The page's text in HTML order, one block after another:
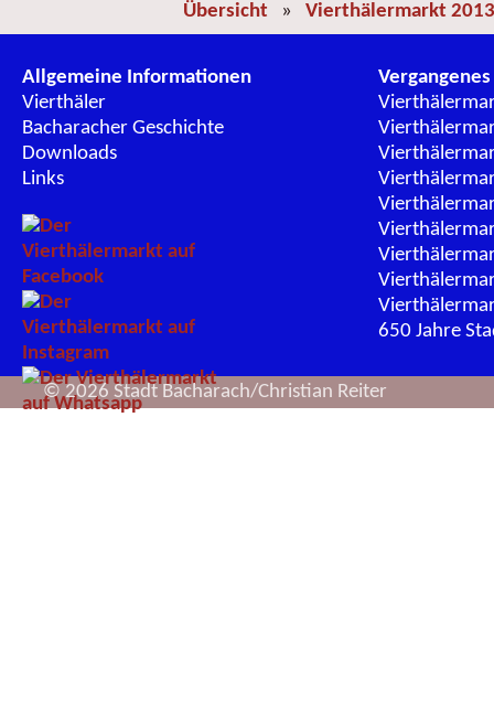
Übersicht » Vierthälermarkt 2013
Allgemeine Informationen
Vierthäler
Bacharacher Geschichte
Downloads
Links
Vergangenes
650 Jahre
© 2026 Stadt Bacharach/Christian Reiter